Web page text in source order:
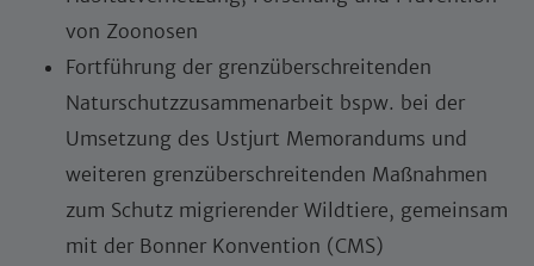
von Zoonosen
Fortführung der grenzüberschreitenden
Naturschutzzusammenarbeit bspw. bei der
Umsetzung des Ustjurt Memorandums und
weiteren grenzüberschreitenden Maßnahmen
zum Schutz migrierender Wildtiere, gemeinsam
mit der Bonner Konvention (CMS)